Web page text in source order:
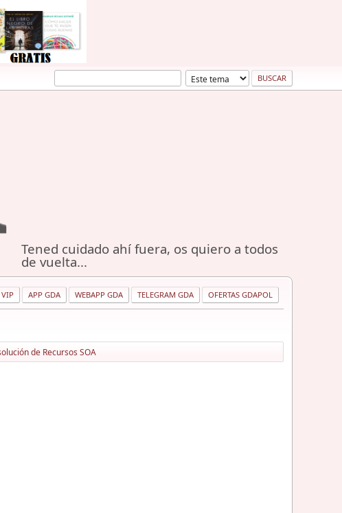
Tened cuidado ahí fuera, os quiero a todos
de vuelta...
APP GDA WEBAPP GDA TELEGRAM GDA OFERTAS GDAPOL
de Recursos SOA